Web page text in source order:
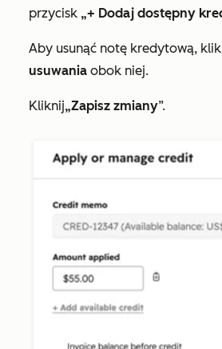
przycisk „+ Dodaj dostępny
Aby usunąć notę kredytową,
usuwania obok niej.
Kliknij„Zapisz zmiany”.